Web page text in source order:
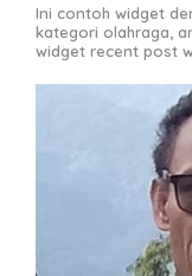
Ini contoh widget
kategori olahraga,
widget recent post